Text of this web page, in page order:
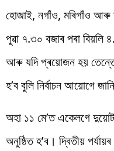
হোজাই, নগাঁও, মৰিগাঁও আৰু
পুৱা ৭.৩০ বজাৰ পৰা বিয়লি
আৰু যদি প্ৰয়োজন হয়
হ’ব বুলি নিৰ্বাচন আয়োগে
অহা ১১ মে’ত একেলগে দুয়োটা
অনুষ্ঠিত হ’ব। দ্বিতীয়